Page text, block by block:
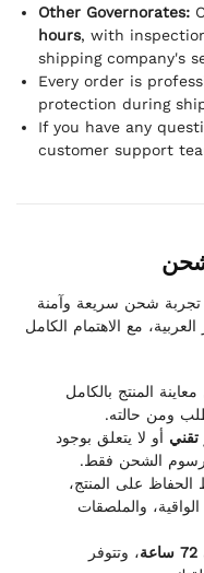
Other Governorates:
hours, with
shipping company's
Every order is
protection during
If you have any
customer support
شحن سريعة وآمنة
مع الاهتمام الكامل
المنتج بالكامل
ومن حالته.
تقني أو لا يتعلق بوجود
رسوم الشحن فقط.
الحفاظ على المنتج،
والملصقات
، وتتوفر